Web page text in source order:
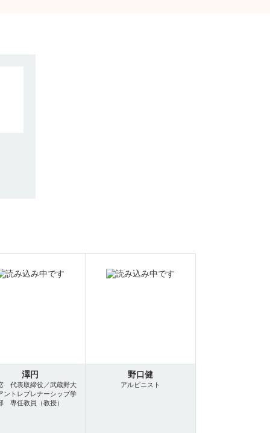
澤円
代表取締役／武蔵野大
トレプレナーシップ学
専任教員（教授）
野口健
アルピニスト